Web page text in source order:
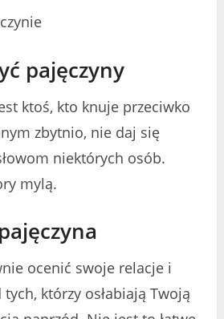
pajęczyny
ktoś, kto knuje przeciwko
zbytnio, nie daj się
niektórych osób.
mylą.
ocenić swoje relacje i
którzy osłabiają Twoją